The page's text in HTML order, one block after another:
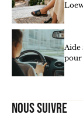
Aide
pour
Nous suivre